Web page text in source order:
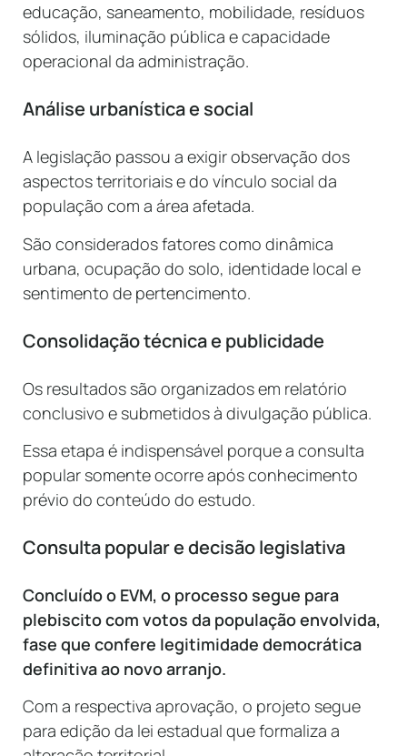
educação, saneamento, mobilidade, resíduos
sólidos, iluminação pública e capacidade
operacional da administração.
Análise urbanística e social
A legislação passou a exigir observação dos
aspectos territoriais e do vínculo social da
população com a área afetada.
São considerados fatores como dinâmica
urbana, ocupação do solo, identidade local e
sentimento de pertencimento.
Consolidação técnica e publicidade
Os resultados são organizados em relatório
conclusivo e submetidos à divulgação pública.
Essa etapa é indispensável porque a consulta
popular somente ocorre após conhecimento
prévio do conteúdo do estudo.
Consulta popular e decisão legislativa
Concluído o EVM, o processo segue para
plebiscito com votos da população envolvida,
fase que confere legitimidade democrática
definitiva ao novo arranjo.
Com a respectiva aprovação, o projeto segue
para edição da lei estadual que formaliza a